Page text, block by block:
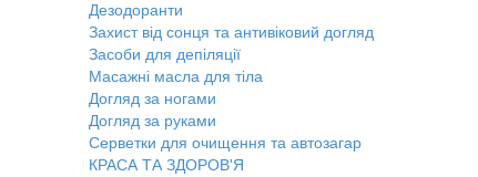
Дезодоранти
Захист від сонця та антивіковий догляд
Засоби для депіляції
Масажні масла для тіла
Догляд за ногами
Догляд за руками
Серветки для очищення та автозагар
КРАСА ТА ЗДОРОВ'Я